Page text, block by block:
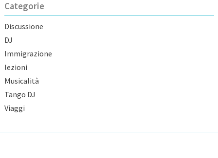
Categorie
Discussione
DJ
Immigrazione
lezioni
Musicalità
Tango DJ
Viaggi